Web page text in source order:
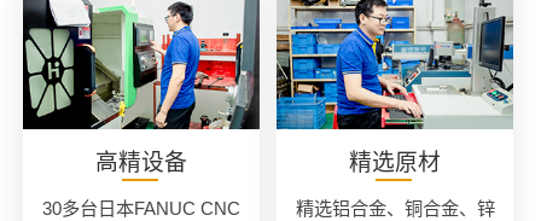
高精设备
30多台日本FANUC CNC
精选原材
精选铝合金、铜合金、锌